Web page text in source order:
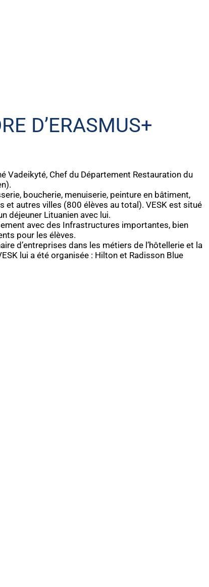
D’ERASMUS+
Vadeikyté, Chef du Département Restauration du
boucherie, menuiserie, peinture en bâtiment,
autres villes (800 élèves au total). VESK est situé
déjeuner Lituanien avec lui.
avec des Infrastructures importantes, bien
pour les élèves.
d’entreprises dans les métiers de l’hôtellerie et la
lui a été organisée : Hilton et Radisson Blue